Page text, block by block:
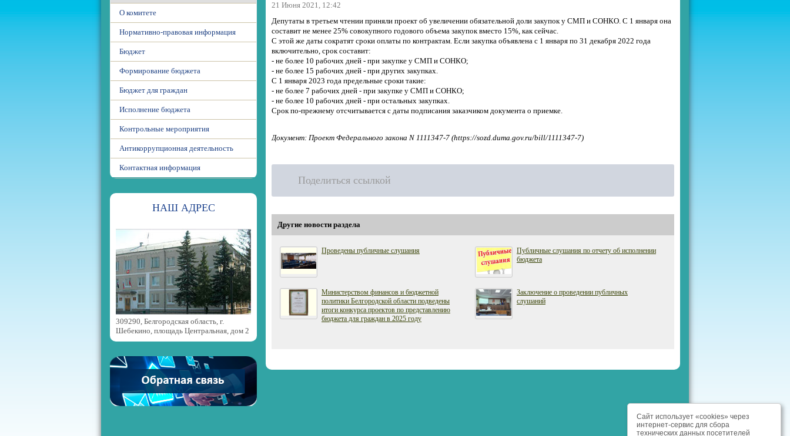
О комитете
Нормативно-правовая информация
Бюджет
Формирование бюджета
Бюджет для граждан
Исполнение бюджета
Контрольные мероприятия
Антикоррупционная деятельность
Контактная информация
НАШ АДРЕС
309290, Белгородская область, г.
Шебекино, площадь Центральная, дом 2
21 Июня 2021, 12:42
Депутаты в третьем чтении приняли проект об увеличении обязательной доли закупок у СМП и СОНКО. С 1 января она
составит не менее 25% совокупного годового объема закупок вместо 15%, как сейчас.
С этой же даты сократят сроки оплаты по контрактам. Если закупка объявлена с 1 января по 31 декабря 2022 года
включительно, срок составит:
- не более 10 рабочих дней - при закупке у СМП и СОНКО;
- не более 15 рабочих дней - при других закупках.
С 1 января 2023 года предельные сроки такие:
- не более 7 рабочих дней - при закупке у СМП и СОНКО;
- не более 10 рабочих дней - при остальных закупках.
Срок по-прежнему отсчитывается с даты подписания заказчиком документа о приемке.
Документ: Проект Федерального закона N 1111347-7 (https://sozd.duma.gov.ru/bill/1111347-7)
Поделиться ссылкой
Другие новости раздела
Проведены публичные слушания
Публичные слушания по отчету об исполнении
бюджета
Министерством финансов и бюджетной
политики Белгородской области подведены
итоги конкурса проектов по представлению
бюджета для граждан в 2025 году
Заключение о проведении публичных
слушаний
Сайт использует «cookies» через
интернет-сервис для сбора
технических данных посетителей